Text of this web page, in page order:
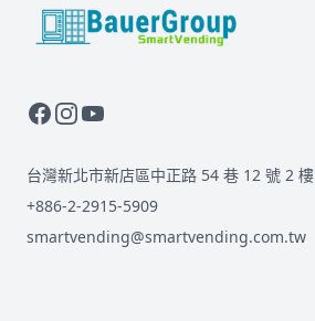
BauerGroup Tech
台灣新北市新店區中正路 54 巷 12 號 2 樓
+886-2-2915-5909
smartvending@smartvending.com.tw